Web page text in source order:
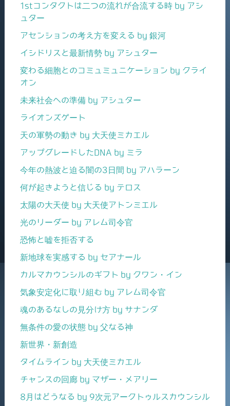
1stコンタクトは二つの流れが合流する時 by アシ
ュター
アセンションの考え方を変える by 銀河
イシドリスと最新情勢 by アシュター
変わる細胞とのコミュミュニケーション by クライ
オン
未来社会への準備 by アシュター
ライオンズゲート
天の軍勢の動き by 大天使ミカエル
アップグレードしたDNA by ミラ
今年の熱波と迫る闇の3日間 by アハラーン
何が起きようと信じる by テロス
太陽の大天使 by 大天使アトンミエル
光のリーダー by アレム司令官
恐怖と嘘を拒否する
新地球を実感する by セアナール
カルマカウンシルのギフト by クワン・イン
気象安定化に取り組む by アレム司令官
魂のあるなしの見分け方 by サナンダ
無条件の愛の状態 by 父なる神
新世界・新創造
タイムライン by 大天使ミカエル
チャンスの回廊 by マザー・メアリー
8月はどうなる by 9次元アークトゥルスカウンシル